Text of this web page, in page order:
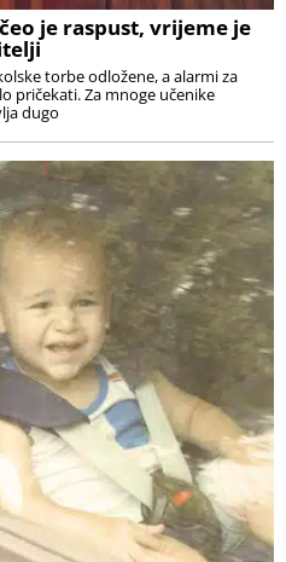
je raspust, vrijeme je
torbe odložene, a alarmi za
pričekati. Za mnoge učenike
dugo